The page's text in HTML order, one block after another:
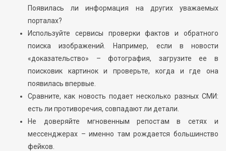
Появилась ли информация на других уважаемых
порталах?
Используйте сервисы проверки фактов и обратного
поиска изображений. Например, если в новости
«доказательство» – фотография, загрузите ее в
поисковик картинок и проверьте, когда и где она
появилась впервые.
Сравните, как новость подает несколько разных СМИ:
есть ли противоречия, совпадают ли детали.
Не доверяйте мгновенным репостам в сетях и
мессенджерах – именно там рождается большинство
фейков.